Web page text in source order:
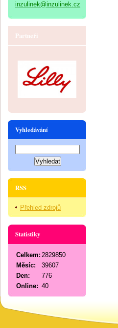
inzulinek@inzulinek.cz
Partneři
Vyhledávání
RSS
Přehled zdrojů
Statistiky
Online: 40
Celkem: 2829850
Měsíc:
39607
Den:
776